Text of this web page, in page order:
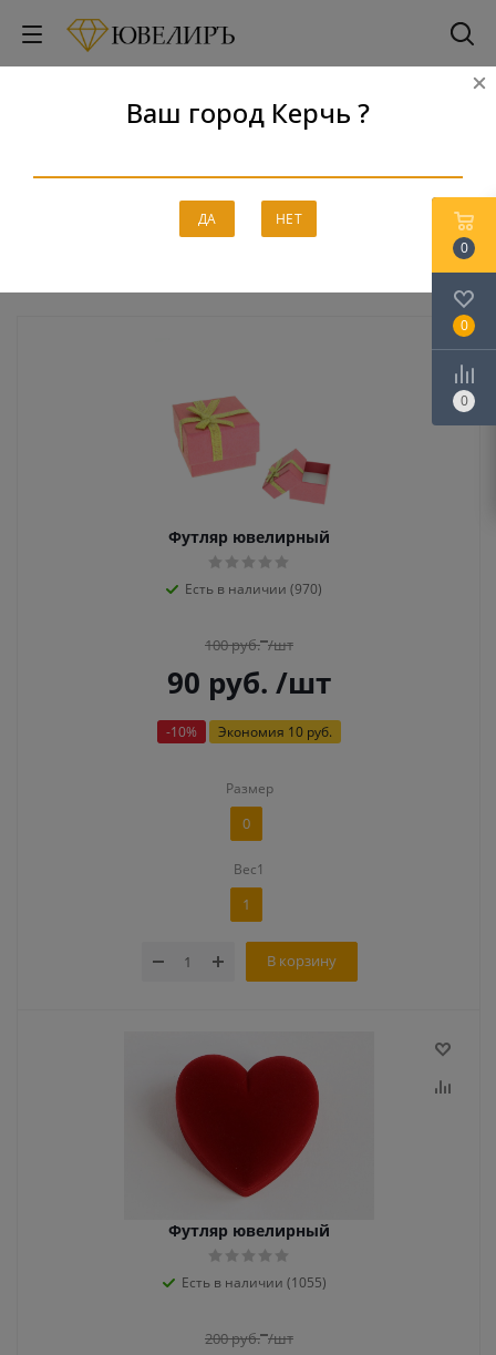
Ваш город Керчь ?
ДА НЕТ
Сувениры
Главная - Каталог - Серебро - Сувениры
Футляр ювелирный
Есть в наличии (970)
100руб. /шт
90 руб. /шт
-10% Экономия 10 руб.
Размер
0
Вес1
1
В корзину
Футляр ювелирный
Есть в наличии (1055)
200руб. /шт
0
0
0